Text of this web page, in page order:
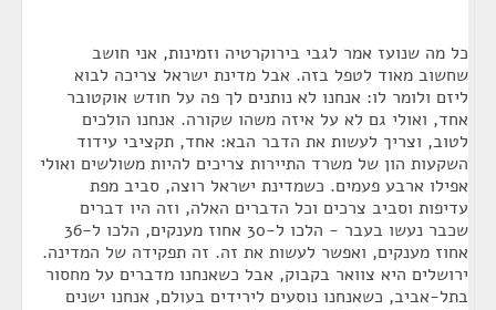
כל מה שנועז אמר לגבי בירוקרטיה וזמינות, אני חושב
שחשוב מאוד לטפל בזה. אבל מדינת ישראל צריכה לבוא
ליזם ולומר לו: אנחנו לא נותנים לך פה על חודש אוקטובר
אחד, ואולי גם לא על איזה משהו שקורה. אנחנו הולכים
לטוב, וצריך לעשות את הדבר הבא: אחד, תקציבי עידוד
השקעות הון של משרד התיירות צריכים להיות משולשים ואולי
אפילו ארבע פעמים. כשמדינת ישראל רוצה, סביב מפת
עדיפות וסביב צרכים וכל הדברים האלה, וזה היו דברים
שכבר נעשו בעבר - הלכו ל-30 אחוז מענקים, הלכו ל-36
אחוז מענקים, ואפשר לעשות את זה. זה תפקידה של המדינה.
ירושלים היא צוואר בקבוק, אבל כשאנחנו מדברים על מחסור
בתל-אביב, כשאנחנו נוסעים לירידים בעולם, אנחנו ישנים